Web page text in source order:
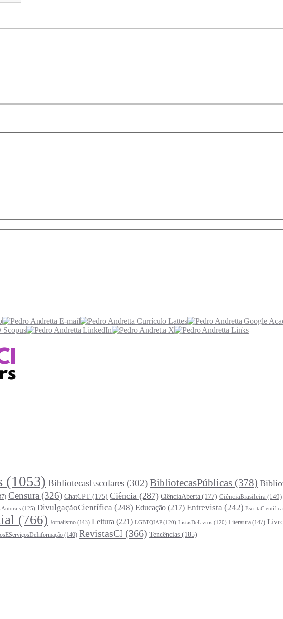
(1053) BibliotecasEscolares (302)BibliotecasPúblicas (378)
Censura (326) ChatGPT (175) Ciência (287) CiênciaAberta (177) CiênciaBrasileira (149)
(125) DivulgaçãoCientífica (248) Educação (217) Entrevista (242) EscritaCientífica
(766) Jornalismo (143) Leitura (221) LGBTQIAP (120) ListasDeLivros (120) Literatura (147)
(140) RevistasCI (366) Tendências (185)